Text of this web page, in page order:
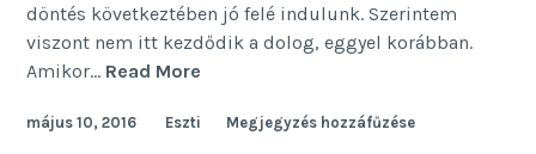
döntés következtében jó felé indulunk. Szerintem
viszont nem itt kezdődik a dolog, eggyel korábban.
Amikor… Read More
mint
május 10, 2016 Eszti Megjegyzés hozzáfűzése